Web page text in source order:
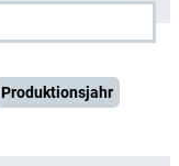
Produktionsjahr